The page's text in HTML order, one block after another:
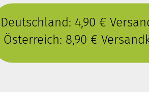
Deutschland: 4,90 €
Österreich: 8,90 €